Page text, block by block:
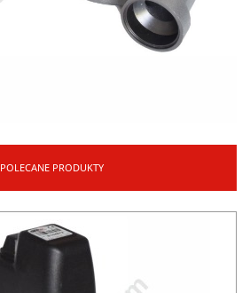
POLECANE PRODUKTY